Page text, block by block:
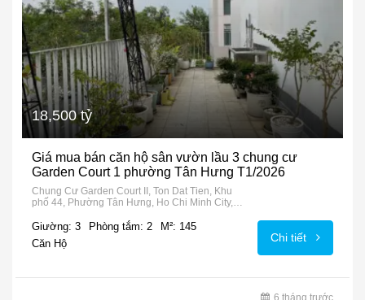
18,500 tỷ
Giá mua bán căn hộ sân vườn lầu 3 chung cư
Garden Court 1 phường Tân Hưng T1/2026
Chung Cư Garden Court II, Ton Dat Tien, Khu
phố 44, Phường Tân Hưng, Ho Chi Minh City,
Giường: 3 Phòng tắm: 2
M²: 145
Căn Hộ
Chi tiết
6 tháng trước